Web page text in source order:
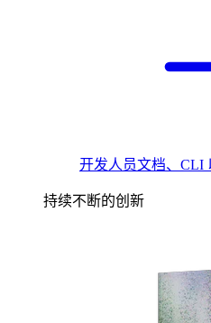
开发人员文档、CLI
持续不断的创新